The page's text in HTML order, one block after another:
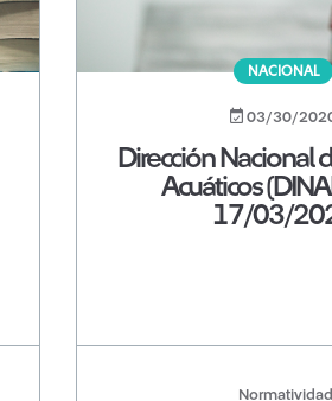
NACIONAL
03/30/
Dirección Nacional
Acuáticos
17/03/
Normatividad